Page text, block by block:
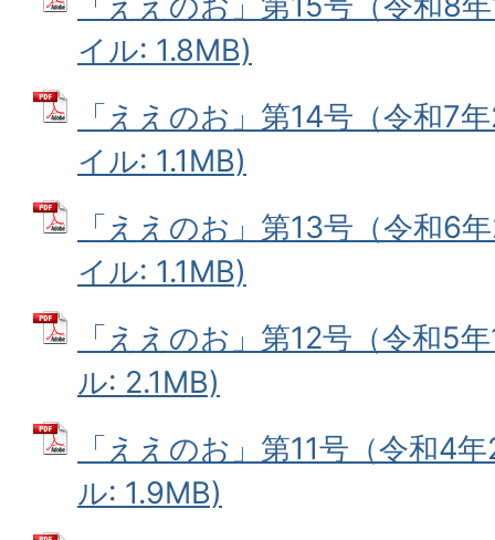
イル: 1.8MB)
「ええのお」第14号（令和7
イル: 1.1MB)
「ええのお」第13号（令和6
イル: 1.1MB)
「ええのお」第12号（令和5
ル: 2.1MB)
「ええのお」第11号（令和4
ル: 1.9MB)